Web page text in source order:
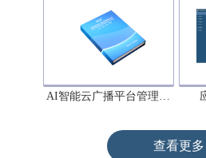
AI智能云广播平台管理…
查看更多